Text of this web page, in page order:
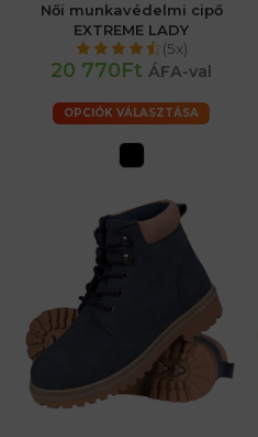
Női munkavédelmi cipő
EXTREME LADY
(5x)
20 770Ft ÁFA-val
OPCIÓK VÁLASZTÁSA